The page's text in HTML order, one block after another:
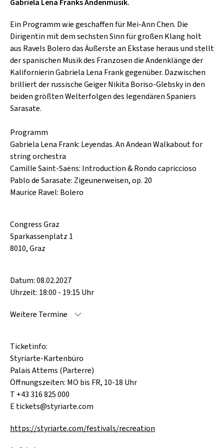
POSTGARAGE
KUNSTGARTEN
KRISTALLWERK
GOLD & PECH THEATER
HARD & HEAVY
SINGER-SONGWRITER
VOLKSMUSIK
KULTURLAND STEIERMARK
Gabriela Lena Franks Andenmusik.
Ein Programm wie geschaffen für Mei-Ann Chen. Die
Dirigentin mit dem sechsten Sinn für großen Klang holt
aus Ravels Bolero das Äußerste an Ekstase heraus und stellt
der spanischen Musik des Franzosen die Andenklänge der
Kalifornierin Gabriela Lena Frank gegenüber. Dazwischen
brilliert der russische Geiger Nikita Boriso-Glebsky in den
beiden größten Welterfolgen des legendären Spaniers
Sarasate.
Programm
Gabriela Lena Frank: Leyendas. An Andean Walkabout for
string orchestra
Camille Saint-Saëns: Introduction & Rondo capriccioso
Pablo de Sarasate: Zigeunerweisen, op. 20
Maurice Ravel: Bolero
Congress Graz
Sparkassenplatz 1
8010, Graz
Datum: 08.02.2027
Uhrzeit: 18:00 - 19:15 Uhr
Weitere Termine
08.02.2027 20:00 - 21:15 Uhr
Ticketinfo:
Styriarte-Kartenbüro
Palais Attems (Parterre)
Öffnungszeiten: MO bis FR, 10-18 Uhr
T +43 316 825 000
E tickets@styriarte.com
https://styriarte.com/festivals/recreation